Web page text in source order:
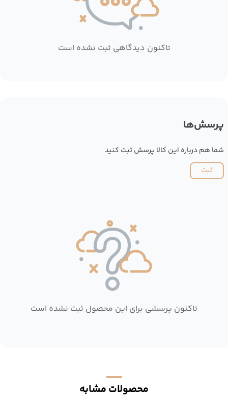
تاکنون دیدگاهی ثبت نشده است
پرسش‌ها
شما هم درباره این کالا پرسش ثبت کنید
ثبت
تاکنون پرسشی برای این محصول ثبت نشده است
محصولات مشابه